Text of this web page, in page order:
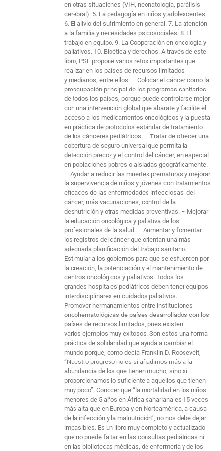
en otras situaciones (VIH, neonatología, parálisis
cerebral). 5. La pedagogía en niños y adolescentes.
6. El alivio del sufrimiento en general. 7. La atención
a la familia y necesidades psicosociales. 8. El
trabajo en equipo. 9. La Cooperación en oncología y
paliativos. 10. Bioética y derechos. A través de este
libro, PSF propone varios retos importantes que
realizar en los países de recursos limitados
y medianos, entre ellos: – Colocar el cáncer como la
preocupación principal de los programas sanitarios
de todos los países, porque puede controlarse mejor
con una intervención global que abarate y facilite el
acceso a los medicamentos oncológicos y la puesta
en práctica de protocolos estándar de tratamiento
de los cánceres pediátricos. – Tratar de ofrecer una
cobertura de seguro universal que permita la
detección precoz y el control del cáncer, en especial
en poblaciones pobres o aisladas geográficamente.
– Ayudar a reducir las muertes prematuras y mejorar
la supervivencia de niños y jóvenes con tratamientos
eficaces de las enfermedades infecciosas, del
cáncer, más vacunaciones, control de la
desnutrición y otras medidas preventivas. – Mejorar
la educación oncológica y paliativa de los
profesionales de la salud. – Aumentar y fomentar
los registros del cáncer que orientan una más
adecuada planificación del trabajo sanitario. –
Estimular a los gobiernos para que se esfuercen por
la creación, la potenciación y el mantenimiento de
centros oncológicos y paliativos. Todos los
grandes hospitales pediátricos deben tener equipos
interdisciplinares en cuidados paliativos. –
Promover hermanamientos entre instituciones
oncohematológicas de países desarrollados con los
países de recursos limitados, pues existen
varios ejemplos muy exitosos. Son estos una forma
práctica de solidaridad que ayuda a cambiar el
mundo porque, como decía Franklin D. Roosevelt,
“Nuestro progreso no es si añadimos más a la
abundancia de los que tienen mucho, sino si
proporcionamos lo suficiente a aquellos que tienen
muy poco”. Conocer que “la mortalidad en los niños
menores de 5 años en África sahariana es 15 veces
más alta que en Europa y en Norteamérica, a causa
de la infección y la malnutrición”, no nos debe dejar
impasibles. Es un libro muy completo y actualizado
que no puede faltar en las consultas pediátricas ni
en las bibliotecas médicas, de enfermería y de los